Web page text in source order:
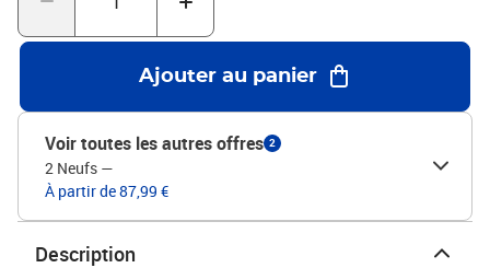
siège à partir du sol : 42-52 cm Hauteur du dossier : 69 cm Avec
accoudoirs et appui-têteCapacité de charge maximale : 110
kgL'assemblage est requis
Ajouter au panier
Voir toutes les autres offres 2
2 Neufs —
À partir de 87,99 €
Description